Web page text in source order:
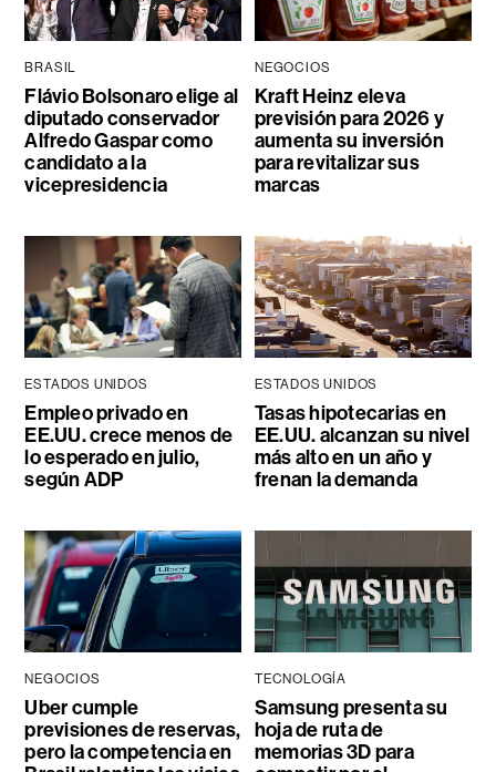
BRASIL
Flávio Bolsonaro elige al
diputado conservador
Alfredo Gaspar como
candidato a la
vicepresidencia
NEGOCIOS
Kraft Heinz eleva
previsión para 2026 y
aumenta su inversión
para revitalizar sus
marcas
ESTADOS UNIDOS
Empleo privado en
EE.UU. crece menos de
lo esperado en julio,
según ADP
ESTADOS UNIDOS
Tasas hipotecarias en
EE.UU. alcanzan su nivel
más alto en un año y
frenan la demanda
NEGOCIOS
Uber cumple
previsiones de reservas,
pero la competencia en
TECNOLOGÍA
Samsung presenta su
hoja de ruta de
memorias 3D para